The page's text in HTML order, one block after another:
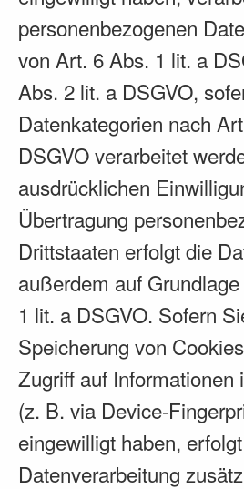
personenbezogenen
von Art. 6 Abs. 1 lit. a
Abs. 2 lit. a DSGVO,
Datenkategorien nach
DSGVO verarbeitet
ausdrücklichen
Übertragung
Drittstaaten erfolgt die
außerdem auf
1 lit. a DSGVO. Sofern
Speicherung von
Zugriff auf Informationen
(z. B. via Device-
eingewilligt haben,
Datenverarbeitung